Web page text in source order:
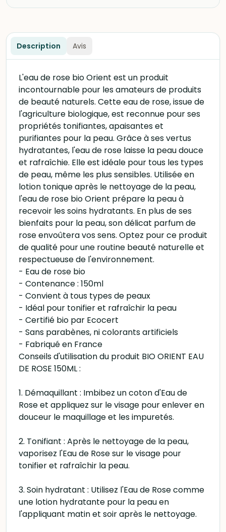
Description Avis
L'eau de rose bio Orient est un produit
incontournable pour les amateurs de produits
de beauté naturels. Cette eau de rose, issue de
l'agriculture biologique, est reconnue pour ses
propriétés tonifiantes, apaisantes et
purifiantes pour la peau. Grâce à ses vertus
hydratantes, l'eau de rose laisse la peau douce
et rafraîchie. Elle est idéale pour tous les types
de peau, même les plus sensibles. Utilisée en
lotion tonique après le nettoyage de la peau,
l'eau de rose bio Orient prépare la peau à
recevoir les soins hydratants. En plus de ses
bienfaits pour la peau, son délicat parfum de
rose envoûtera vos sens. Optez pour ce produit
de qualité pour une routine beauté naturelle et
respectueuse de l'environnement.
- Eau de rose bio
- Contenance : 150ml
- Convient à tous types de peaux
- Idéal pour tonifier et rafraîchir la peau
- Certifié bio par Ecocert
- Sans parabènes, ni colorants artificiels
- Fabriqué en France
Conseils d'utilisation du produit BIO ORIENT EAU
DE ROSE 150ML :
1. Démaquillant : Imbibez un coton d'Eau de
Rose et appliquez sur le visage pour enlever en
douceur le maquillage et les impuretés.
2. Tonifiant : Après le nettoyage de la peau,
vaporisez l'Eau de Rose sur le visage pour
tonifier et rafraîchir la peau.
3. Soin hydratant : Utilisez l'Eau de Rose comme
une lotion hydratante pour la peau en
l'appliquant matin et soir après le nettoyage.